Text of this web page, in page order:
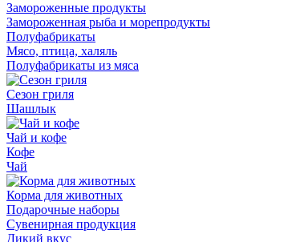
Замороженные продукты
Замороженная рыба и морепродукты
Полуфабрикаты
Мясо, птица, халяль
Полуфабрикаты из мяса
Сезон гриля
Шашлык
Чай и кофе
Кофе
Чай
Корма для животных
Подарочные наборы
Сувенирная продукция
Дикий вкус